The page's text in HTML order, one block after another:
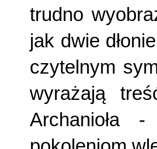
trudno
jak dwie
czytel­nym
wyrażają
Archanioła